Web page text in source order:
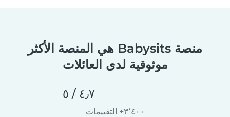
منصة Babysits هي المنصة الأكثر
موثوقية لدى العائلات
٤٫٧ / ٥
٣٬٤٠٠+ التقييمات